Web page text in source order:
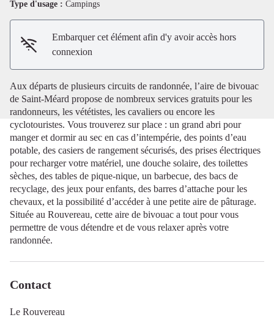
Voir l'image en plein écran
Type d'usage : Campings
Embarquer cet élément afin d'y avoir accès hors
connexion
Aux départs de plusieurs circuits de randonnée, l’aire de bivouac
de Saint-Méard propose de nombreux services gratuits pour les
randonneurs, les vététistes, les cavaliers ou encore les
cyclotouristes. Vous trouverez sur place : un grand abri pour
manger et dormir au sec en cas d’intempérie, des points d’eau
potable, des casiers de rangement sécurisés, des prises électriques
pour recharger votre matériel, une douche solaire, des toilettes
sèches, des tables de pique-nique, un barbecue, des bacs de
recyclage, des jeux pour enfants, des barres d’attache pour les
chevaux, et la possibilité d’accéder à une petite aire de pâturage.
Située au Rouvereau, cette aire de bivouac a tout pour vous
permettre de vous détendre et de vous relaxer après votre
randonnée.
Contact
Le Rouvereau